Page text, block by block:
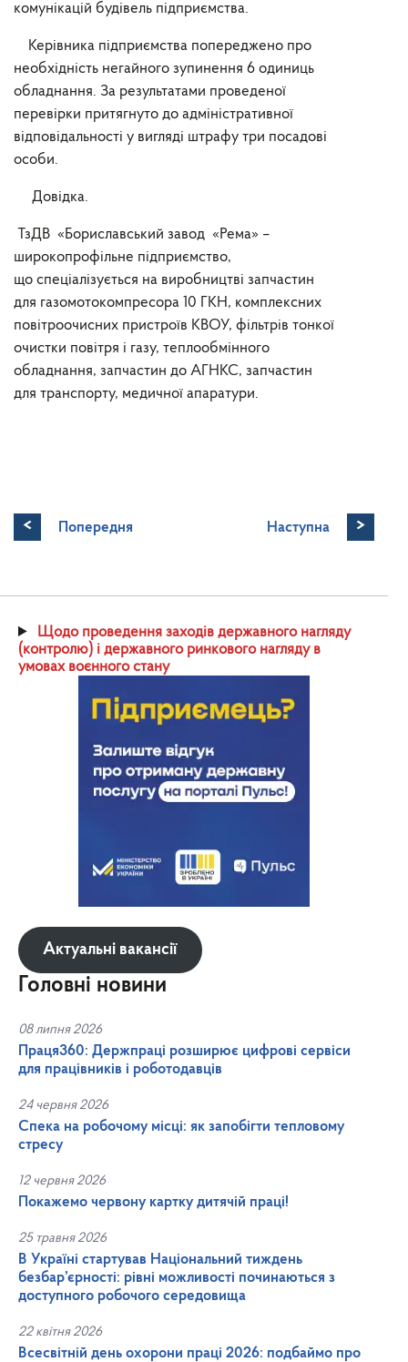
комунікацій будівель підприємства.
Керівника підприємства попереджено про
необхідність негайного зупинення 6 одиниць
обладнання. За результатами проведеної
перевірки притягнуто до адміністративної
відповідальності у вигляді штрафу три посадові
особи.
Довідка.
ТзДВ «Бориславський завод «Рема» –
широкопрофільне підприємство,
що спеціалізується на виробництві запчастин
для газомотокомпресора 10 ГКН, комплексних
повітроочисних пристроїв КВОУ, фільтрів тонкої
очистки повітря і газу, теплообмінного
обладнання, запчастин до АГНКС, запчастин
для транспорту, медичної апаратури.
< Попередня Наступна >
Щодо проведення заходів державного нагляду
(контролю) і державного ринкового нагляду в
умовах воєнного стану
Актуальні вакансії
Головні новини
08 липня 2026
Праця360: Держпраці розширює цифрові сервіси
для працівників і роботодавців
24 червня 2026
Спека на робочому місці: як запобігти тепловому
стресу
12 червня 2026
Покажемо червону картку дитячій праці!
25 травня 2026
В Україні стартував Національний тиждень
безбар’єрності: рівні можливості починаються з
доступного робочого середовища
22 квітня 2026
Всесвітній день охорони праці 2026: подбаймо про